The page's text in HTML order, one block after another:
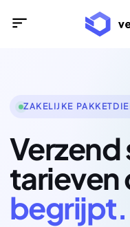
naar
ZAKELIJKE
Verzend
tarieven
begrijpt.